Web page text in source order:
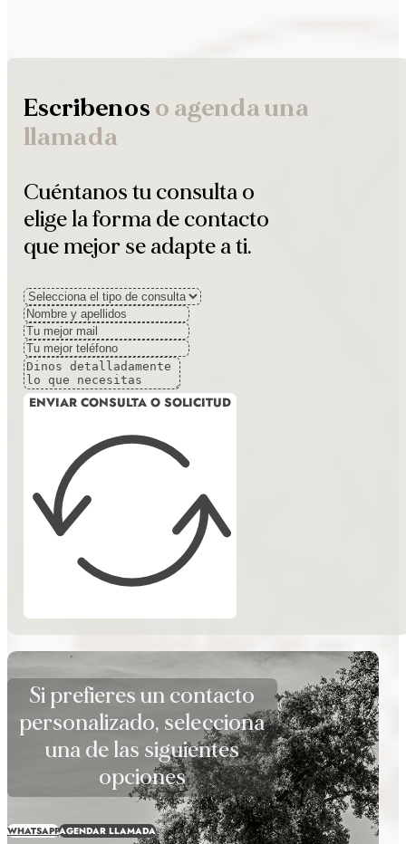
Escribenos o agenda una
llamada
Cuéntanos tu consulta o
elige la forma de contacto
que mejor se adapte a ti.
ENVIAR CONSULTA O SOLICITUD
Si prefieres un contacto
personalizado, selecciona
una de las siguientes
opciones
WHATSAPPAGENDAR LLAMADA